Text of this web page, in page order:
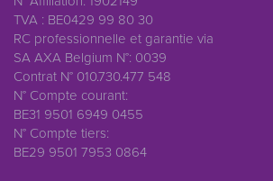
TVA : BE0429 99 80 30
RC professionnelle et garantie via
SA AXA Belgium N°: 0039
Contrat N° 010.730.477 548
N° Compte courant:
BE31 9501 6949 0455
N° Compte tiers:
BE29 9501 7953 0864